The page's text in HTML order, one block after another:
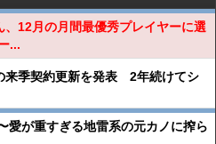
、12月の月間最優秀プレイヤーに選
...
来季契約更新を発表 2年続けてシ
愛が重すぎる地雷系の元カノに搾ら